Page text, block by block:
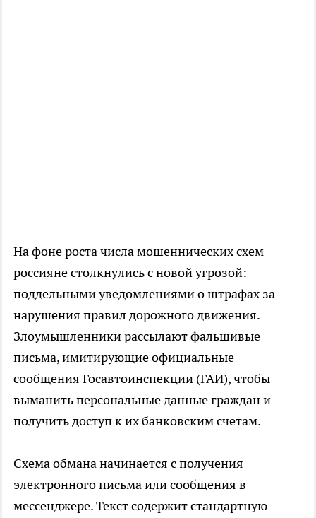
На фоне роста числа мошеннических схем
россияне столкнулись с новой угрозой:
поддельными уведомлениями о штрафах за
нарушения правил дорожного движения.
Злоумышленники рассылают фальшивые
письма, имитирующие официальные
сообщения Госавтоинспекции (ГАИ), чтобы
выманить персональные данные граждан и
получить доступ к их банковским счетам.
Схема обмана начинается с получения
электронного письма или сообщения в
мессенджере. Текст содержит стандартную